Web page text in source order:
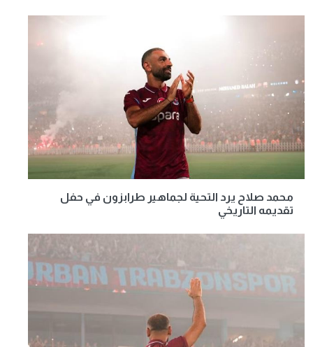
محمد صلاح يرد التحية لجماهير طرابزون في حفل
تقديمه التاريخي